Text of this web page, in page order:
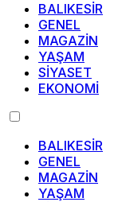
BALIKESİR
GENEL
MAGAZİN
YAŞAM
SİYASET
EKONOMİ
BALIKESİR
GENEL
MAGAZİN
YAŞAM